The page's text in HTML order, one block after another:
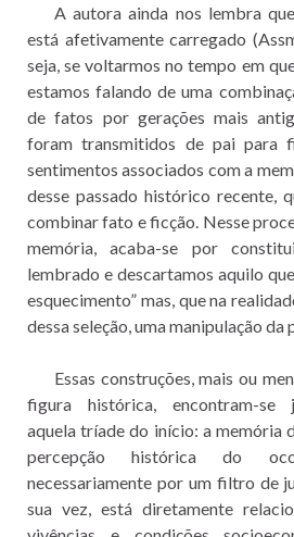
A autora ainda nos lembra
está afetivamente carregado
seja, se voltarmos no tempo em
estamos falando de uma
de fatos por gerações mais
foram transmitidos de pai para
sentimentos associados com a
desse passado histórico recente,
combinar fato e ficção. Nesse
memória, acaba-se por
lembrado e descartamos aquilo
esquecimento” mas, que na
dessa seleção, uma manipulação da
Essas construções, mais ou
figura histórica, encontram-se
aquela tríade do início: a memória
percepção histórica do
necessariamente por um filtro de
sua vez, está diretamente